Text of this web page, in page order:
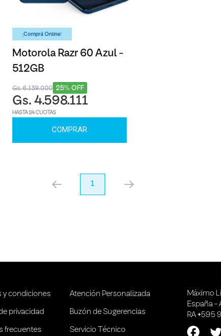
¡Comprá Online!
Motorola Razr 60 Azul -
512GB
25% OFF
Gs. 6.139.000
Gs. 4.598.111
HASTA 24 CUOTAS
COMPRAR
anterior 1 próximo
y condiciones
privacidad
frecuentes
Atención Personalizada
Buzón de Sugerencias
Servicio Técnico
Máximo
España -
RA +595